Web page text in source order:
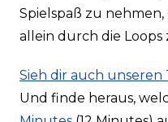
Spielspaß zu
allein durch die Loops
Sieh dir auch unseren
Und finde heraus,